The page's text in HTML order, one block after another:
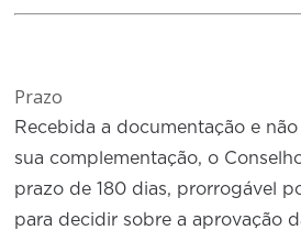
Prazo
Recebida a documentação e
sua complementação, o
prazo de 180 dias, prorrogável
para decidir sobre a aprovação